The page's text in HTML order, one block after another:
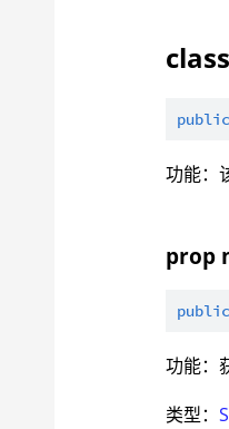
public
功能：
prop
public
功能：
类型：